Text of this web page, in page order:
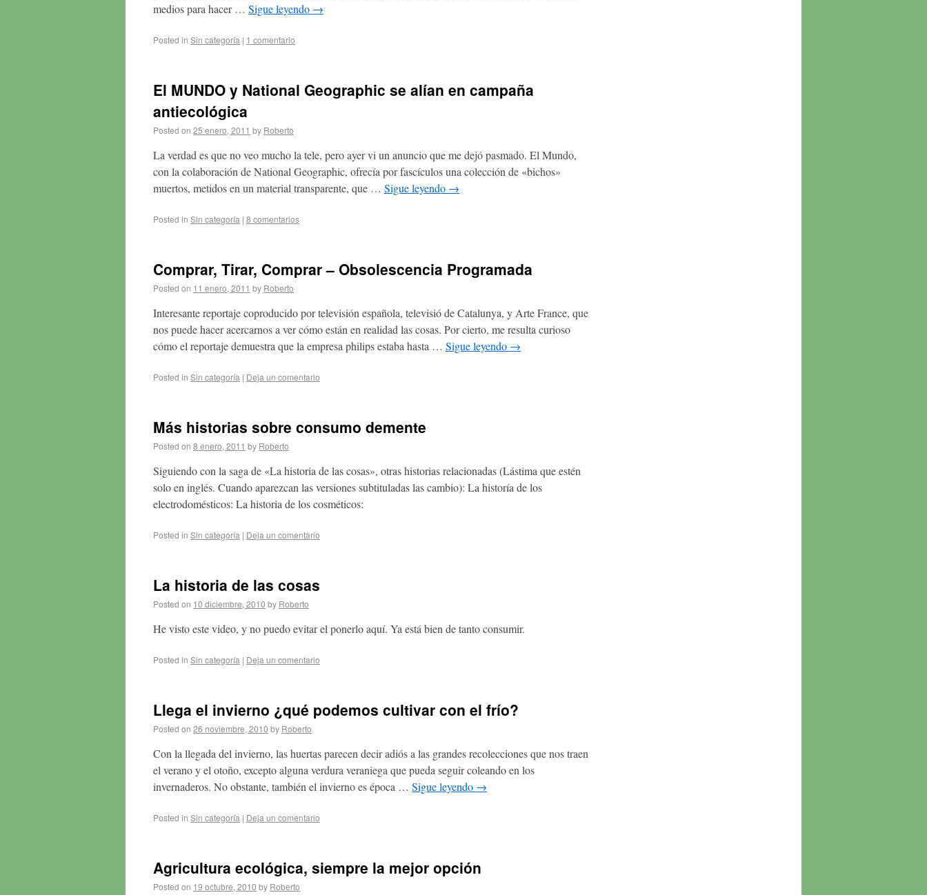
medios para hacer … Sigue leyendo →
Posted in Sin categoría | 1 comentario
El MUNDO y National Geographic se alían en campaña
antiecológica
Posted on 25 enero, 2011 by Roberto
La verdad es que no veo mucho la tele, pero ayer vi un anuncio que me dejó pasmado. El Mundo,
con la colaboración de National Geographic, ofrecía por fascículos una colección de «bichos»
muertos, metidos en un material transparente, que … Sigue leyendo →
Posted in Sin categoría | 8 comentarios
Comprar, Tirar, Comprar – Obsolescencia Programada
Posted on 11 enero, 2011 by Roberto
Interesante reportaje coproducido por televisión española, televisió de Catalunya, y Arte France, que
nos puede hacer acercarnos a ver cómo están en realidad las cosas. Por cierto, me resulta curioso
cómo el reportaje demuestra que la empresa philips estaba hasta … Sigue leyendo →
Posted in Sin categoría | Deja un comentario
Más historias sobre consumo demente
Posted on 8 enero, 2011 by Roberto
Siguiendo con la saga de «La historia de las cosas», otras historias relacionadas (Lástima que estén
solo en inglés. Cuando aparezcan las versiones subtituladas las cambio): La historía de los
electrodomésticos: La historia de los cosméticos:
Posted in Sin categoría | Deja un comentario
La historia de las cosas
Posted on 10 diciembre, 2010 by Roberto
He visto este video, y no puedo evitar el ponerlo aquí. Ya está bien de tanto consumir.
Posted in Sin categoría | Deja un comentario
Llega el invierno ¿qué podemos cultivar con el frío?
Posted on 26 noviembre, 2010 by Roberto
Con la llegada del invierno, las huertas parecen decir adiós a las grandes recolecciones que nos traen
el verano y el otoño, excepto alguna verdura veraniega que pueda seguir coleando en los
invernaderos. No obstante, también el invierno es época … Sigue leyendo →
Posted in Sin categoría | Deja un comentario
Agricultura ecológica, siempre la mejor opción
Posted on 19 octubre, 2010 by Roberto